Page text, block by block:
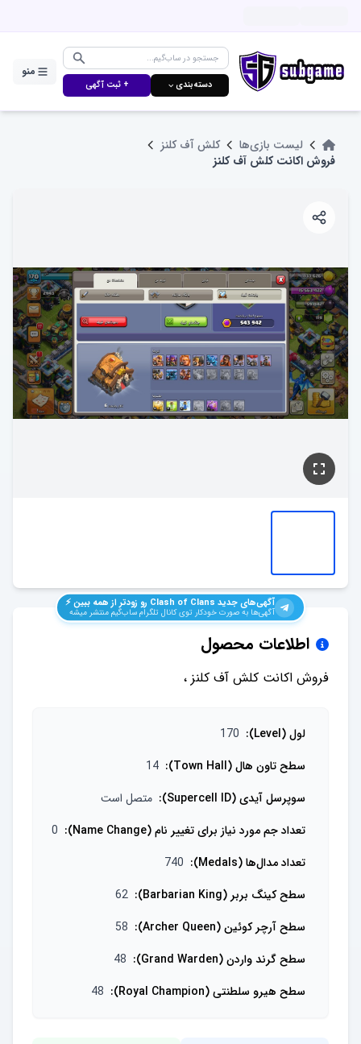
دسته‌بندی ⌵ + ثبت آگهی
منو
لیست بازی‌ها
کلش آف کلنز
فروش اکانت کلش آف کلنز
آگهی‌های جدید Clash of Clans رو زودتر از همه ببین ⚡️
آگهی‌ها به صورت خودکار توی کانال تلگرام ساب‌گیم منتشر میشه
اطلاعات محصول
فروش اکانت کلش آف کلنز ،
لول (Level) :
170
سطح تاون هال (Town Hall)
:
14
سوپرسل آیدی (Supercell ID)
: متصل است
تعداد جم مورد نیاز برای تغییر نام (Name Change)
:
0
تعداد مدال‌ها (Medals)
:
740
سطح کینگ بربر (Barbarian King)
:
62
سطح آرچر کوئین (Archer Queen)
:
58
سطح گرند واردن (Grand Warden)
:
48
سطح هیرو سلطنتی (Royal Champion)
:
48